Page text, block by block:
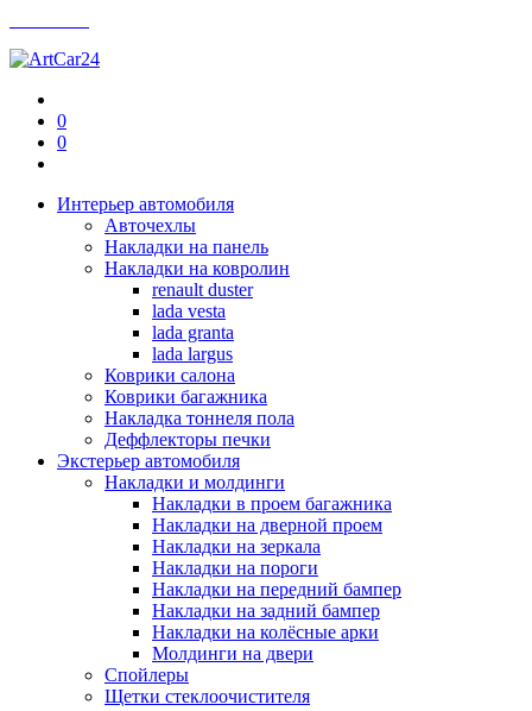
0
0
Интерьер автомобиля
Авточехлы
Накладки на панель
Накладки на ковролин
renault duster
lada vesta
lada granta
lada largus
Коврики салона
Коврики багажника
Накладка тоннеля пола
Деффлекторы печки
Экстерьер автомобиля
Накладки и молдинги
Накладки в проем багажника
Накладки на дверной проем
Накладки на зеркала
Накладки на пороги
Накладки на передний бампер
Накладки на задний бампер
Накладки на колёсные арки
Молдинги на двери
Спойлеры
Щетки стеклоочистителя